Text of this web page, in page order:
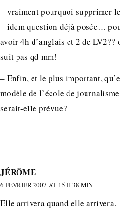
– vraiment pourquoi supprimer
– idem question déjà posée…
avoir 4h d’anglais et 2 de
suit pas qd mm!
– Enfin, et le plus important,
modèle de l’école de
serait-elle prévue?
JÉRÔME
6 FÉVRIER 2007 AT 15 H 38 MIN
Elle arrivera quand elle arrivera.